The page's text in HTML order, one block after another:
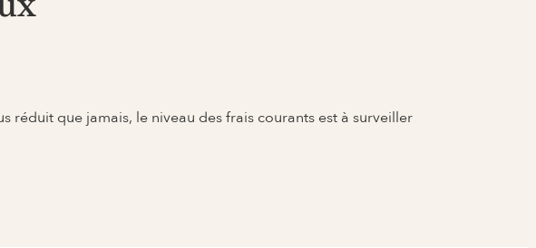
réduit que jamais, le niveau des frais courants est à surveiller